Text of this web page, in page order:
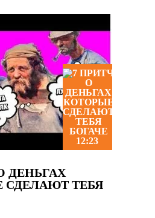
12:23
ДЕНЬГАХ
СДЕЛАЮТ ТЕБЯ